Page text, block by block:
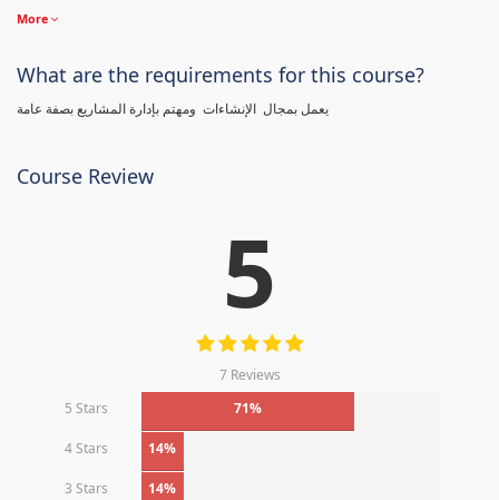
More
What are the requirements for this course?
Course Review
5
7 Reviews
5 Stars
71%
4 Stars 14%
3 Stars 14%